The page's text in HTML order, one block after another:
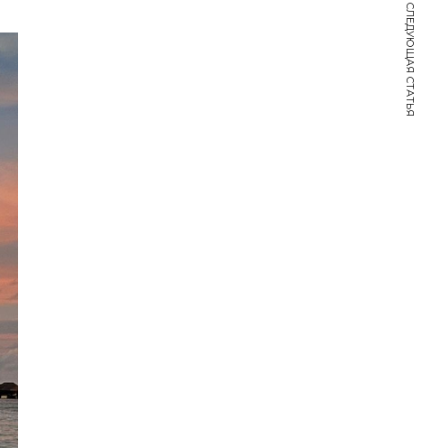
СЛЕДУЮЩАЯ СТАТЬЯ